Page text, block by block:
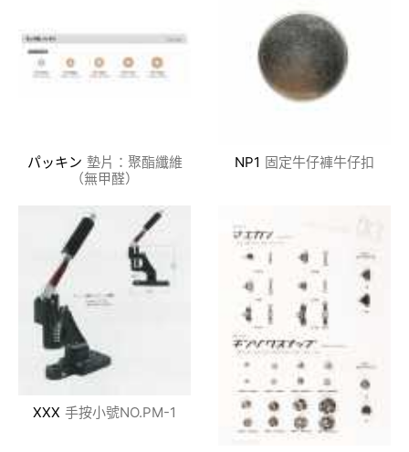
パッキン 墊片：聚酯纖維
（無甲醛）
NP1 固定牛仔褲牛仔扣
XXX 手按小號NO.PM-1